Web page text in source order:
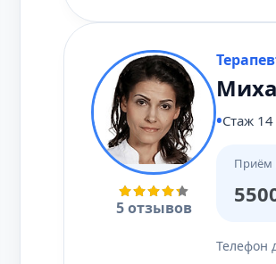
5 отзывов
Стаж 14
Приём
Телефон